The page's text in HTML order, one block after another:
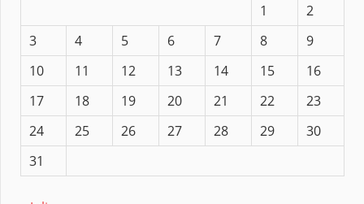
1
2
3
4 5 6 7 8
9
10
11 12 13 14 15
16
17
18 19 20 21 22
23
24
25 26 27 28 29
30
31